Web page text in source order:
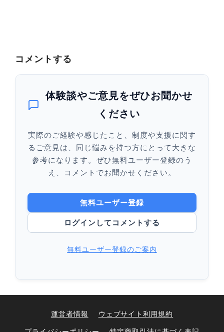
コメントする
体験談やご意見をぜひお聞かせ
ください
実際のご経験や感じたこと、制度や支援に関す
るご意見は、同じ悩みを持つ方にとって大きな
参考になります。ぜひ無料ユーザー登録のう
え、コメントでお聞かせください。
無料ユーザー登録
ログインしてコメントする
無料ユーザー登録のご案内
運営者情報 ウェブサイト利用規約